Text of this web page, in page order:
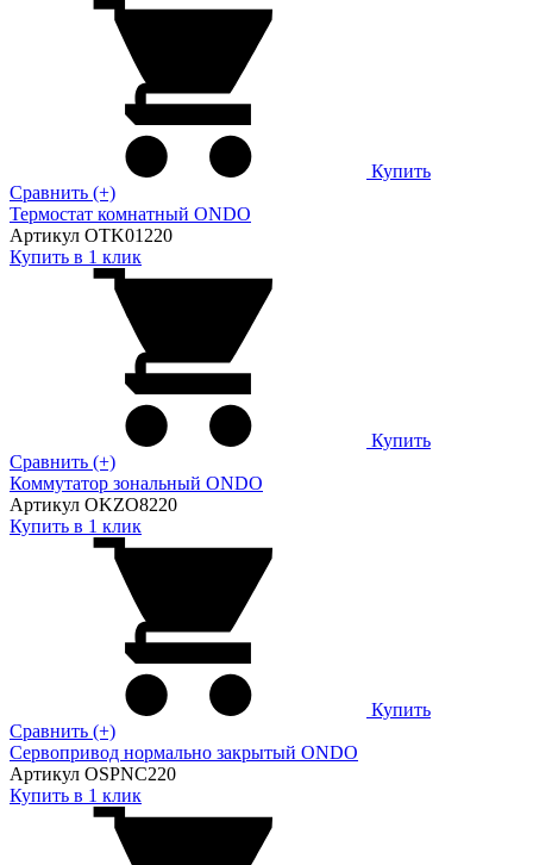
Купить
Сравнить (+)
Термостат комнатный ONDO
Артикул OTK01220
Купить в 1 клик
Купить
Сравнить (+)
Коммутатор зональный ONDO
Артикул OKZO8220
Купить в 1 клик
Купить
Сравнить (+)
Сервопривод нормально закрытый ONDO
Артикул OSPNC220
Купить в 1 клик